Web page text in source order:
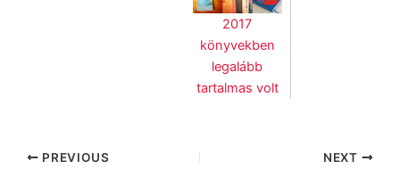
2017
könyvekben
legalább
tartalmas volt
PREVIOUS NEXT